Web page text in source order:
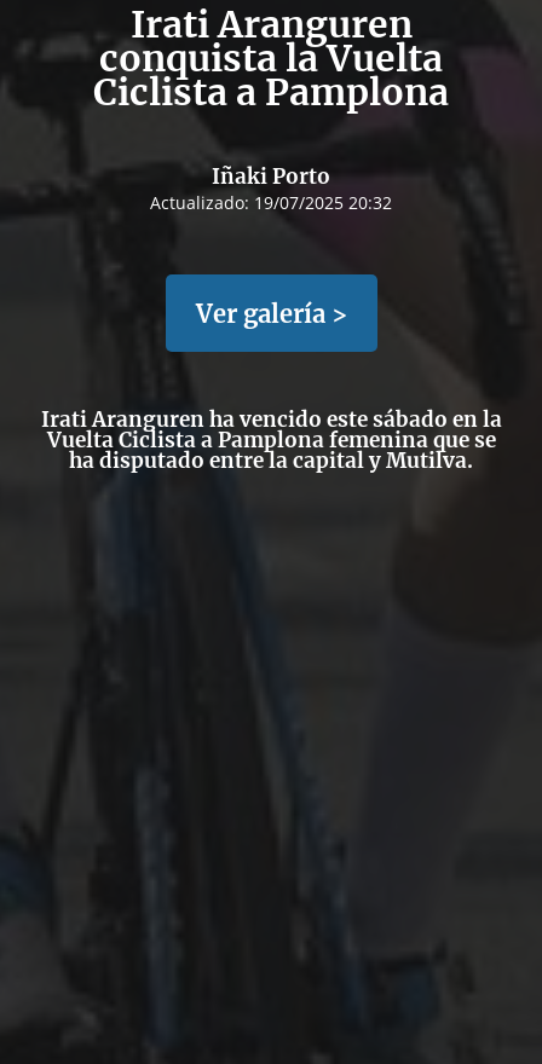
Irati Aranguren
conquista la Vuelta
Ciclista a Pamplona
Iñaki Porto
Actualizado: 19/07/2025 20:32
Ver galería >
Irati Aranguren ha vencido este sábado en la
Vuelta Ciclista a Pamplona femenina que se
ha disputado entre la capital y Mutilva.